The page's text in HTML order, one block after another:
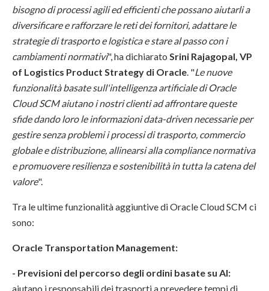
bisogno di processi agili ed efficienti che possano aiutarli a
diversificare e rafforzare le reti dei fornitori, adattare le
strategie di trasporto e logistica e stare al passo con i
cambiamenti normativi", ha dichiarato Srini Rajagopal, VP
of Logistics Product Strategy di Oracle . "Le nuove
funzionalità basate sull'intelligenza artificiale di Oracle
Cloud SCM aiutano i nostri clienti ad affrontare queste
sfide dando loro le informazioni data-driven necessarie per
gestire senza problemi i processi di trasporto, commercio
globale e distribuzione, allinearsi alla compliance normativa
e promuovere resilienza e sostenibilità in tutta la catena del
valore".
Tra le ultime funzionalità aggiuntive di Oracle Cloud SCM ci
sono:
Oracle Transportation Management:
- Previsioni del percorso degli ordini basate su AI:
aiutano i responsabili dei trasporti a prevedere tempi di